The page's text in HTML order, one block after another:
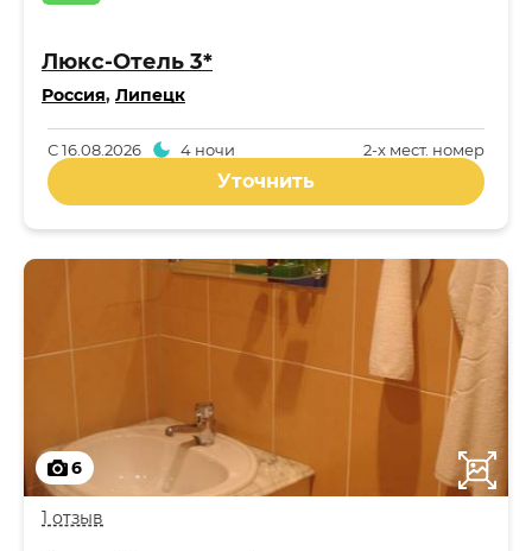
Люкс-Отель 3*
Россия, Липецк
2-x мест. номер
С16.08.2026 4 ночи
Уточнить
6
1 отзыв